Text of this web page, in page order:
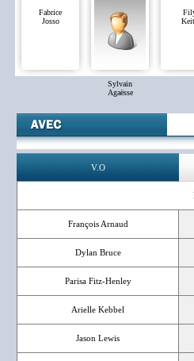
Fabrice
Josso
Sylvain
Agaësse
V.O
François Arnaud
Dylan Bruce
Parisa Fitz-Henley
Arielle Kebbel
Jason Lewis